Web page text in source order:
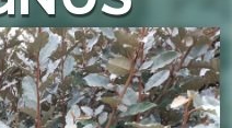
Ebbing / Eléagnus